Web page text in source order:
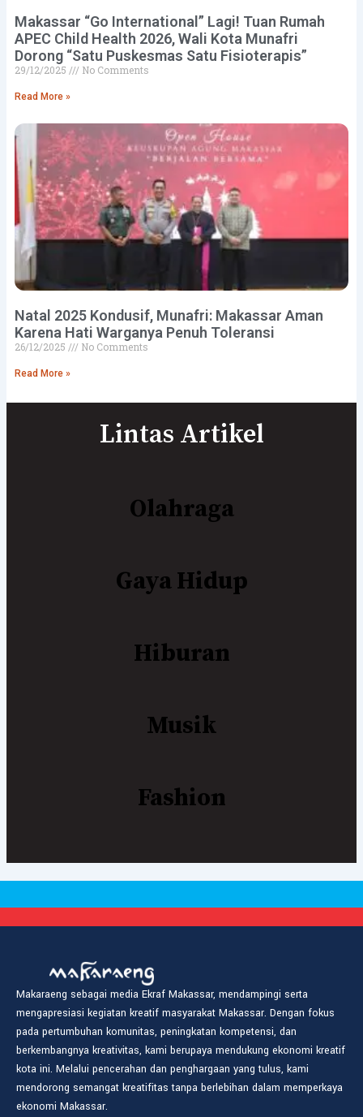
Makassar “Go International” Lagi! Tuan Rumah
APEC Child Health 2026, Wali Kota Munafri
Dorong “Satu Puskesmas Satu Fisioterapis”
29/12/2025 No Comments
Read More »
Natal 2025 Kondusif, Munafri: Makassar Aman
Karena Hati Warganya Penuh Toleransi
26/12/2025 No Comments
Read More »
Lintas Artikel
Olahraga
Gaya Hidup
Hiburan
Musik
Fashion
Makaraeng sebagai media Ekraf Makassar, mendampingi serta
mengapresiasi kegiatan kreatif masyarakat Makassar. Dengan fokus
pada pertumbuhan komunitas, peningkatan kompetensi, dan
berkembangnya kreativitas, kami berupaya mendukung ekonomi kreatif
kota ini. Melalui pencerahan dan penghargaan yang tulus, kami
mendorong semangat kreatifitas tanpa berlebihan dalam memperkaya
ekonomi Makassar.